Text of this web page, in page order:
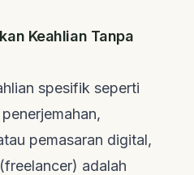
Keahlian Tanpa
spesifik seperti
pemasaran digital,
freelancer) adalah